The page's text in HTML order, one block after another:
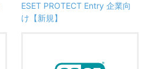
ESET PROTECT Entry 企業向
け【新規】